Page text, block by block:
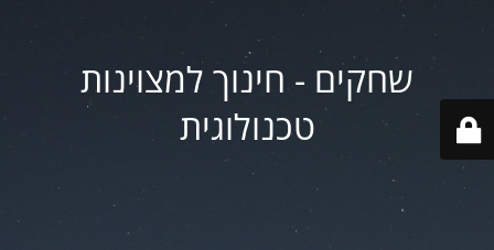
שחקים - חינוך למצוינות
טכנולוגית